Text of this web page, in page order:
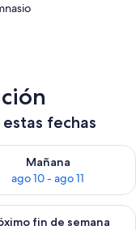
fechas
ago 9 - ago 10
Mañana
ago 10 - ago 11
la disponibilidad
semana, ago 14 -
fin de semana
la disponibilidad